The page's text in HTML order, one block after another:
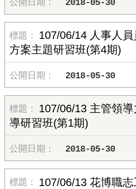
2018-05-30
107/06/14 人事人
方案主題研習班(第4期)
2018-05-30
107/06/13 主管領
導研習班(第1期)
2018-05-30
107/06/13 花博職